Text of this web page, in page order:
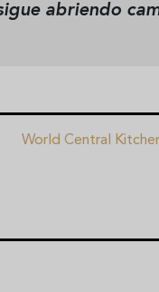
abriendo
World Central